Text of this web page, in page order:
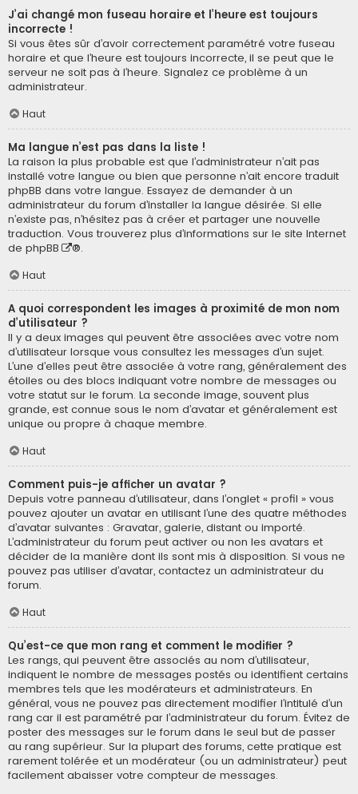
J’ai changé mon fuseau horaire et l’heure est toujours
incorrecte !
Si vous êtes sûr d’avoir correctement paramétré votre fuseau
horaire et que l’heure est toujours incorrecte, il se peut que le
serveur ne soit pas à l’heure. Signalez ce problème à un
administrateur.
Haut
Ma langue n’est pas dans la liste !
La raison la plus probable est que l’administrateur n’ait pas
installé votre langue ou bien que personne n’ait encore traduit
phpBB dans votre langue. Essayez de demander à un
administrateur du forum d’installer la langue désirée. Si elle
n’existe pas, n’hésitez pas à créer et partager une nouvelle
traduction. Vous trouverez plus d’informations sur le site Internet
de phpBB ®.
Haut
A quoi correspondent les images à proximité de mon nom
d’utilisateur ?
Il y a deux images qui peuvent être associées avec votre nom
d’utilisateur lorsque vous consultez les messages d’un sujet.
L’une d’elles peut être associée à votre rang, généralement des
étoiles ou des blocs indiquant votre nombre de messages ou
votre statut sur le forum. La seconde image, souvent plus
grande, est connue sous le nom d’avatar et généralement est
unique ou propre à chaque membre.
Haut
Comment puis-je afficher un avatar ?
Depuis votre panneau d’utilisateur, dans l’onglet « profil » vous
pouvez ajouter un avatar en utilisant l’une des quatre méthodes
d’avatar suivantes : Gravatar, galerie, distant ou importé.
L’administrateur du forum peut activer ou non les avatars et
décider de la manière dont ils sont mis à disposition. Si vous ne
pouvez pas utiliser d’avatar, contactez un administrateur du
forum.
Haut
Qu’est-ce que mon rang et comment le modifier ?
Les rangs, qui peuvent être associés au nom d’utilisateur,
indiquent le nombre de messages postés ou identifient certains
membres tels que les modérateurs et administrateurs. En
général, vous ne pouvez pas directement modifier l’intitulé d’un
rang car il est paramétré par l’administrateur du forum. Évitez de
poster des messages sur le forum dans le seul but de passer
au rang supérieur. Sur la plupart des forums, cette pratique est
rarement tolérée et un modérateur (ou un administrateur) peut
facilement abaisser votre compteur de messages.